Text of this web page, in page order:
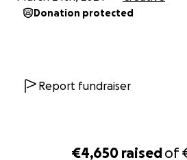
€4,650 raisedof
Donation protected
Report fundraiser